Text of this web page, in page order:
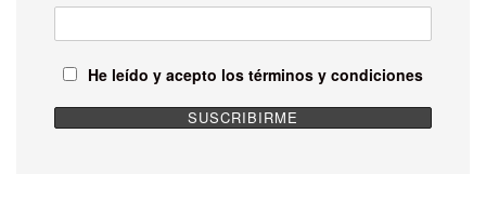
He leído y acepto los términos y condiciones